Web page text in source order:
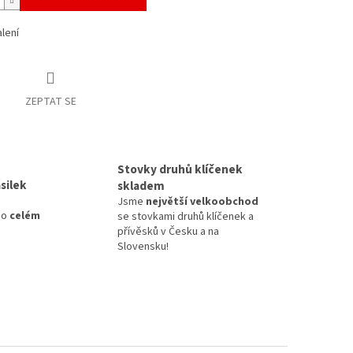
ZEPTAT SE
celém
Stovky druhů klíčenek
skladem
Jsme největší velkoobchod
se stovkami druhů klíčenek a
přívěsků v Česku a na
Slovensku!